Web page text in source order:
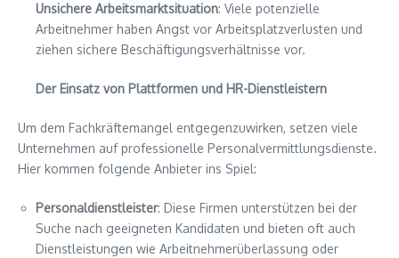
Unsichere Arbeitsmarktsituation: Viele potenzielle
Arbeitnehmer haben Angst vor Arbeitsplatzverlusten und
ziehen sichere Beschäftigungsverhältnisse vor.
Der Einsatz von Plattformen und HR-Dienstleistern
Um dem Fachkräftemangel entgegenzuwirken, setzen viele
Unternehmen auf professionelle Personalvermittlungsdienste.
Hier kommen folgende Anbieter ins Spiel:
Personaldienstleister: Diese Firmen unterstützen bei der
Suche nach geeigneten Kandidaten und bieten oft auch
Dienstleistungen wie Arbeitnehmerüberlassung oder